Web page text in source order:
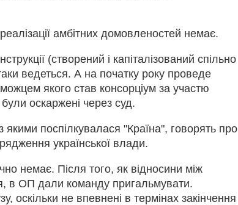
амбітних домовленостей немає.
(створений і капіталізований спільно
ведеться. А на початку року проведе
якого став консорціум за участю
оскаржені через суд.
поспілкувалася "Країна", говорять про
української влади.
немає. Після того, як відносини між
в ОП дали команду пригальмувати.
оскільки не впевнені в термінах закінчення